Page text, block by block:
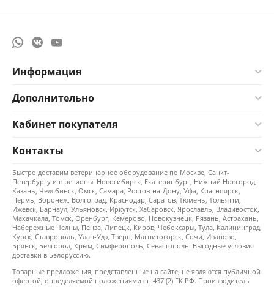
Информация
Дополнительно
Кабинет покупателя
Контакты
Быстро доставим ветеринарное оборудование по Москве, Санкт-
Петербургу и в регионы: Новосибирск, Екатеринбург, Нижний Новгород,
Казань, Челябинск, Омск, Самара, Ростов-на-Дону, Уфа, Красноярск,
Пермь, Воронеж, Волгоград, Краснодар, Саратов, Тюмень, Тольятти,
Ижевск, Барнаул, Ульяновск, Иркутск, Хабаровск, Ярославль, Владивосток,
Махачкала, Томск, Оренбург, Кемерово, Новокузнецк, Рязань, Астрахань,
Набережные Челны, Пенза, Липецк, Киров, Чебоксары, Тула, Калининград,
Курск, Ставрополь, Улан-Удэ, Тверь, Магнитогорск, Сочи, Иваново,
Брянск, Белгород, Крым, Симферополь, Севастополь. Выгодные условия
доставки в Белоруссию.
Товарные предложения, представленные на сайте, не являются публичной
офертой, определяемой положениями ст. 437 (2) ГК РФ. Производитель